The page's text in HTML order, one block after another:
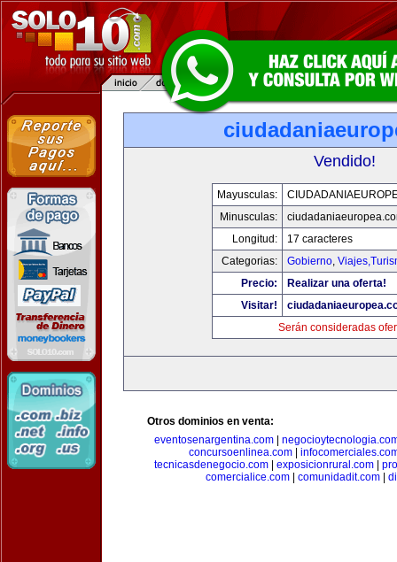
Vendido!
Mayusculas:
Minusculas:
Longitud:
17 caracteres
Categorias:
Gobierno,
Precio:
Realizar una oferta!
Visitar!
Serán consideradas
Otros dominios en venta:
eventosenargentina.com
concursoenlinea.com|
tecnicasdenegocio.com
exposicionrural.com
comercialice.com| comunidadit.com|